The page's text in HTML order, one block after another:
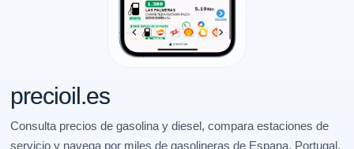
precioil.es
Consulta precios de gasolina y diesel, compara estaciones de
servicio y navega por miles de gasolineras de Espana, Portugal,